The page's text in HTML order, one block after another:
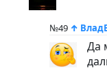
№49 ↑
Да